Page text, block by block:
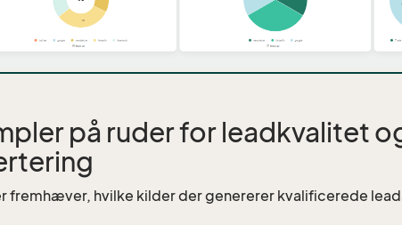
på ruder for leadkvalitet
fremhæver, hvilke kilder der genererer kvalificerede